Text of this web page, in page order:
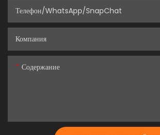
Телефон/WhatsApp/SnapChat
Компания
Содержание